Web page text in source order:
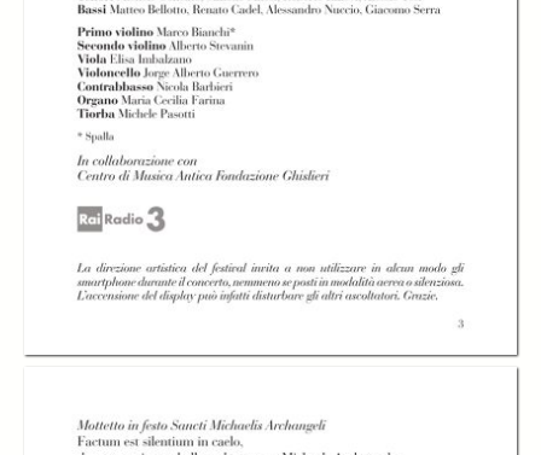
Silenzi e voci - Coro
e Orchestra
Ghislieri con Giulio
Prandi, direttore
Silenzi e voci - Coro